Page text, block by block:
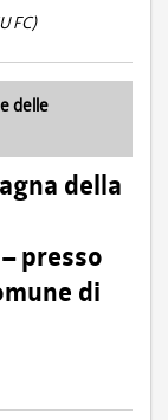
FC)
delle
della
presso
di